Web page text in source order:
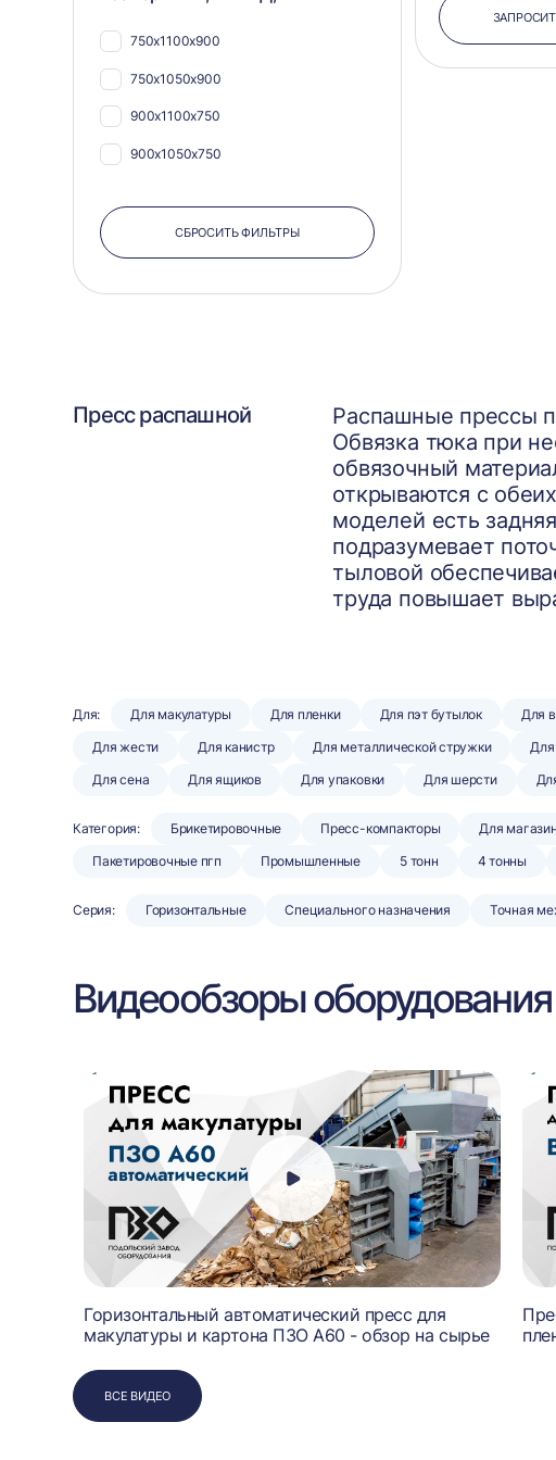
750х1100х900
750х1050х900
900х1100х750
900х1050х750
СБРОСИТЬ ФИЛЬТРЫ
Пресс распашной
Распашные прессы
Обвязка тюка при
обвязочный
открываются с
моделей есть
подразумевает
тыловой
труда повышает
Для: Для макулатуры Для пленки Для пэт бутылок Для
Для жести
Для канистр Для металлической стружки
Для сена
Для ящиков Для упаковки Для шерсти
Категория: Брикетировочные Пресс-компакторы Для
Пакетировочные пгп
Промышленные 5 тонн 4 тонны
Серия: Горизонтальные Специального назначения Точная
Видеообзоры оборудования
Горизонтальный автоматический пресс для
макулатуры и картона ПЗО А60 - обзор на сырье
ВСЕ ВИДЕО